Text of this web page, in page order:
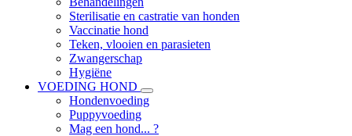
Sterilisatie en castratie van honden
Vaccinatie hond
Teken, vlooien en parasieten
Zwangerschap
Hygiëne
VOEDING HOND
Hondenvoeding
Puppyvoeding
Mag een hond... ?